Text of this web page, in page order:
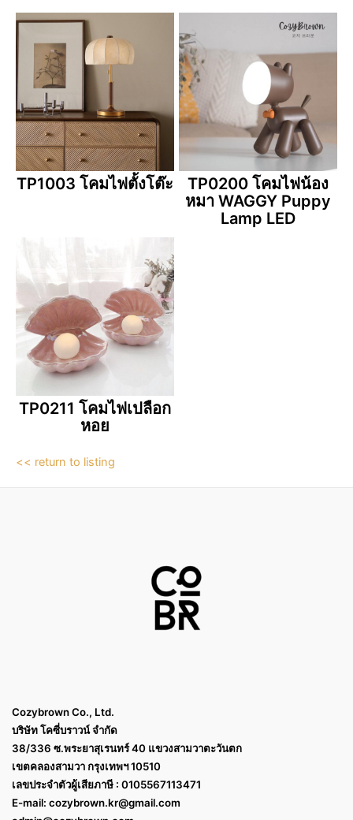
TP1003 โคมไฟตั้งโต๊ะ
TP0200 โคมไฟน้อง
หมา WAGGY Puppy
Lamp LED
TP0211 โคมไฟเปลือก
หอย
<< return to listing
Cozybrown Co., Ltd.
บริษัท โคซี่บราวน์ จำกัด
38/336 ซ.พระยาสุเรนทร์ 40 แขวงสามวาตะวันตก
เขตคลองสามวา กรุงเทพฯ 10510
เลขประจำตัวผู้เสียภาษี : 0105567113471
E-mail: cozybrown.kr@gmail.com